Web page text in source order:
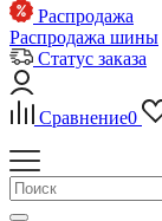
Распродажа
Распродажа шины
Статус заказа
Сравнение0